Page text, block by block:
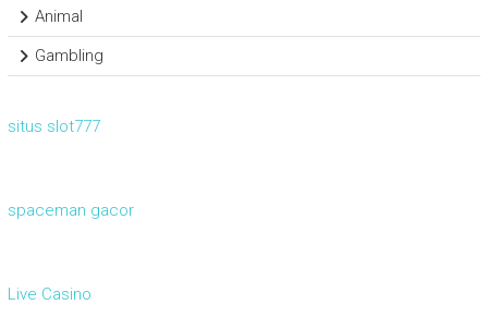
Animal
Gambling
situs slot777
spaceman gacor
Live Casino